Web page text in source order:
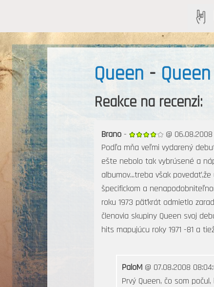
Queen - Queen
Reakce na recenzi:
Brano- @ 06.08.2008
Podľa mňa veľmi vydarený
ešte nebolo tak vybrúsené a
albumov...treba však
špecifickom a
roku 1973 päťkrát odmietlo
členovia skupiny Queen svoj
hits mapujúcu roky 1971 -81 a
PaloM@ 07.08.2008
Prvý Queen, čo som